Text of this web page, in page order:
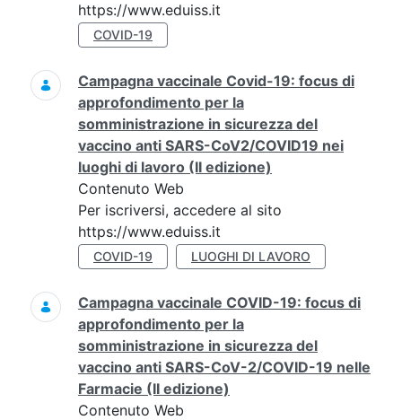
https://www.eduiss.it
COVID-19
Campagna vaccinale Covid-19: focus di
approfondimento per la
somministrazione in sicurezza del
vaccino anti SARS-CoV2/COVID19 nei
luoghi di lavoro (II edizione)
Contenuto Web
Per iscriversi, accedere al sito
https://www.eduiss.it
COVID-19 LUOGHI DI LAVORO
Campagna vaccinale COVID-19: focus di
approfondimento per la
somministrazione in sicurezza del
vaccino anti SARS-CoV-2/COVID-19 nelle
Farmacie (II edizione)
Contenuto Web